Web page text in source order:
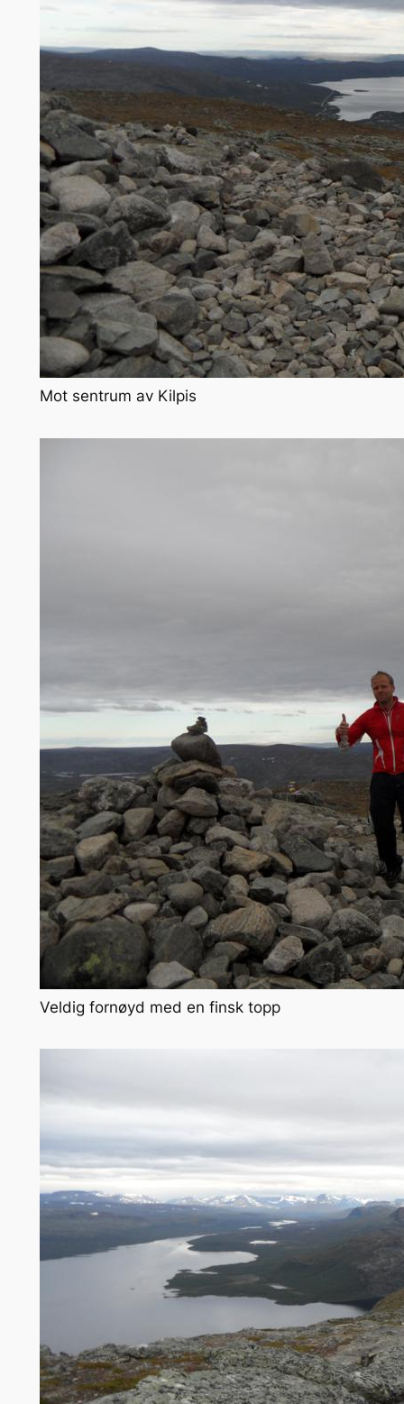
Mot sentrum av Kilpis
Veldig fornøyd med en finsk topp